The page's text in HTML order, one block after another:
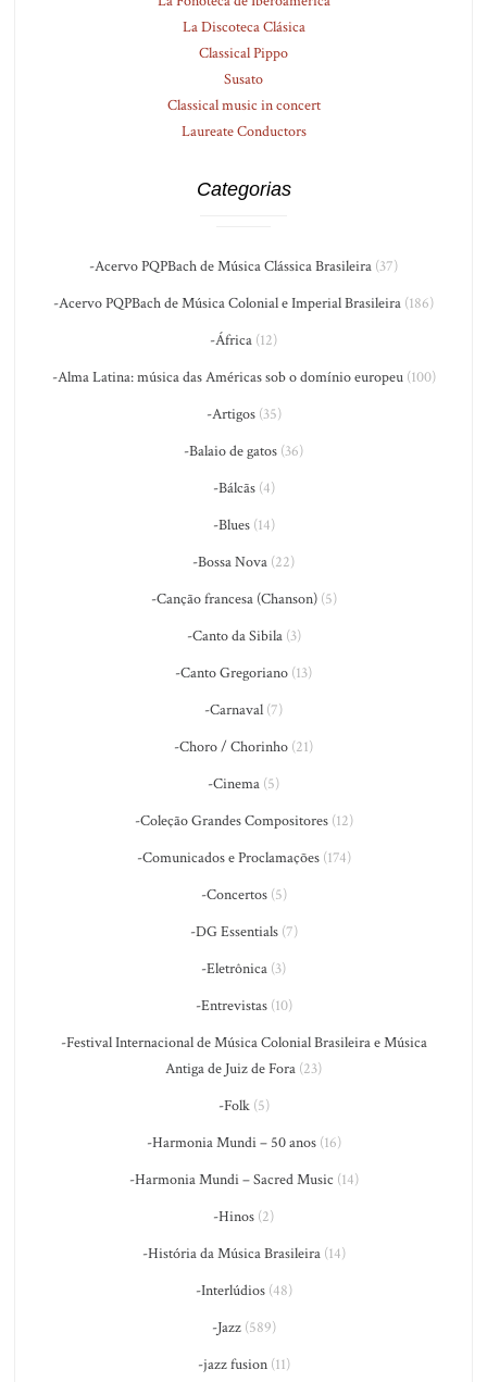
La Discoteca Clásica
Classical Pippo
Susato
Classical music in concert
Laureate Conductors
Categorias
-Acervo PQPBach de Música Clássica Brasileira (37)
-Acervo PQPBach de Música Colonial e Imperial Brasileira (186)
-África (12)
-Alma Latina: música das Américas sob o domínio europeu(100)
-Artigos(35)
-Balaio de gatos (36)
-Bálcãs(4)
-Blues(14)
-Bossa Nova (22)
-Canção francesa (Chanson)(5)
-Canto da Sibila(3)
-Canto Gregoriano (13)
-Carnaval (7)
-Choro / Chorinho (21)
-Cinema (5)
-Coleção Grandes Compositores(12)
-Comunicados e Proclamações(174)
-Concertos(5)
-DG Essentials(7)
-Eletrônica (3)
-Entrevistas(10)
-Festival Internacional de Música Colonial Brasileira e Música
Antiga de Juiz de Fora (23)
-Folk(5)
-Harmonia Mundi – 50 anos(16)
-Harmonia Mundi – Sacred Music (14)
-Hinos (2)
-História da Música Brasileira(14)
-Interlúdios(48)
-Jazz(589)
-jazz fusion(11)